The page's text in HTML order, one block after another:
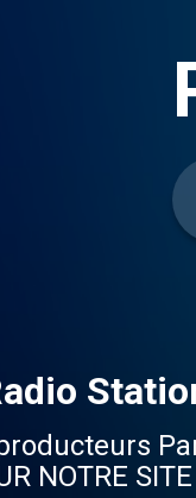
NOTRE